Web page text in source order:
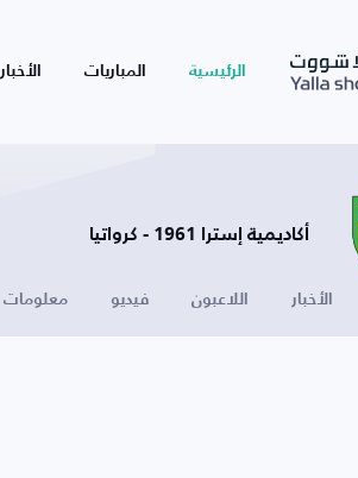
الرئيسية المباريات الأخبار
أكاديمية إسترا 1961 - كرواتيا
الأخبار اللاعبون فيديو معلومات